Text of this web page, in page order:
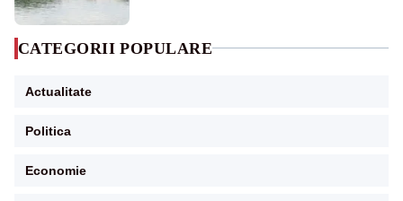
CATEGORII POPULARE
Actualitate
Politica
Economie